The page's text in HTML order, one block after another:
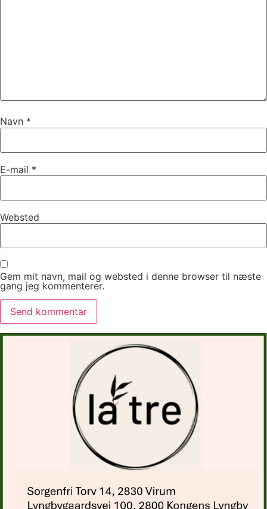
Navn *
E-mail *
Websted
Gem mit navn, mail og websted i denne browser til næste
gang jeg kommenterer.